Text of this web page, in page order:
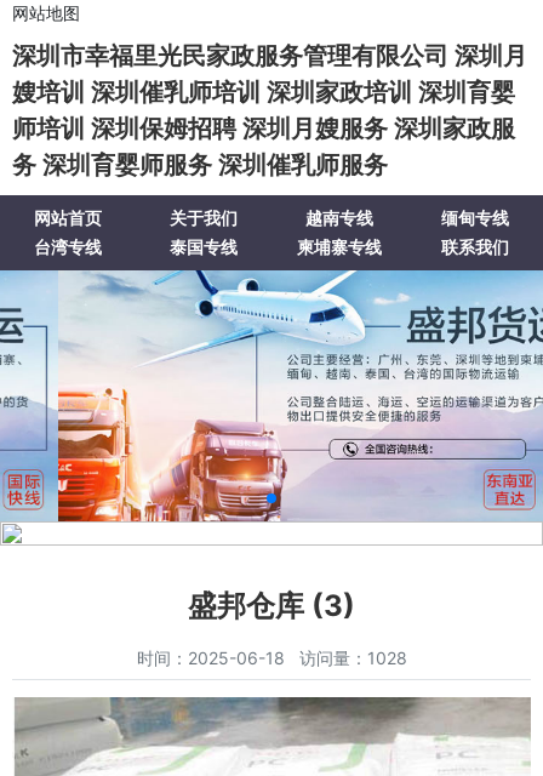
网站地图
深圳市幸福里光民家政服务管理有限公司 深圳月
嫂培训 深圳催乳师培训 深圳家政培训 深圳育婴
师培训 深圳保姆招聘 深圳月嫂服务 深圳家政服
务 深圳育婴师服务 深圳催乳师服务
网站首页 关于我们 越南专线
缅甸专线
台湾专线
泰国专线 柬埔寨专线 联系我们
盛邦仓库 (3)
时间：2025-06-18 访问量：1028